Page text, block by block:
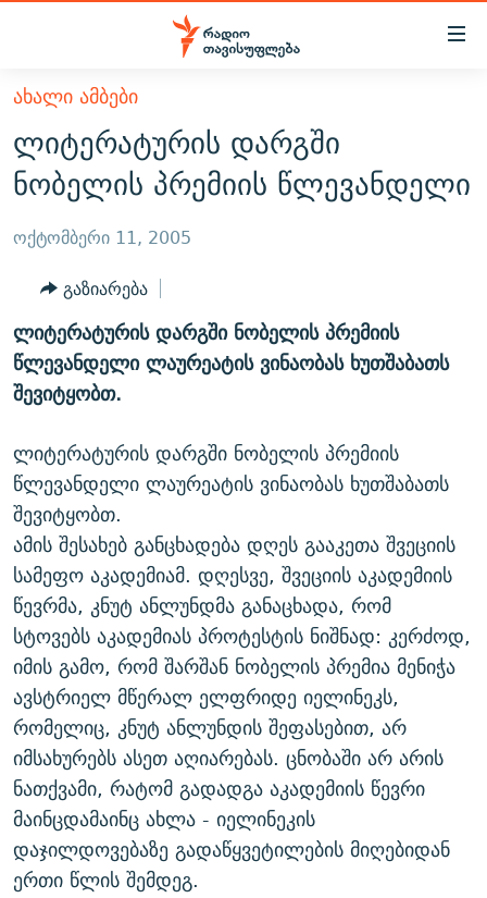
Accessibility
მთავარ
შინაარსზე
დაბრუნება
მთავარ
დაბრუნება
ძიებაზე
დაბრუნება
ᲐᲮᲐᲚᲘ ᲐᲛᲑᲔᲑᲘ
ᲗᲔᲛᲔᲑᲘ
ᲞᲝᲚᲘᲢᲘᲙᲐ
ᲔᲙᲝᲜᲝᲛᲘᲙᲐ
ᲡᲐᲖᲝᲒᲐᲓᲝᲔᲑᲐ
ᲡᲞᲝᲠᲢᲘ
ᲕᲘᲓᲔᲝ
ᲑᲚᲝᲒᲔᲑᲘ
ᲞᲝᲓᲙᲐᲡᲢᲔᲑᲘ
ᲜᲘᲙᲝᲡ ᲞᲝᲓᲙᲐᲡᲢᲘ
60 ᲓᲔᲪᲘᲑᲔᲚᲘ
ᲓᲘᲚᲘᲡ ᲡᲐᲣᲑᲠᲔᲑᲘ
ᲛᲝᲚᲐᲞᲐᲠᲐᲙᲔ ᲢᲔᲥᲡᲢᲔᲑᲘ
ᲨᲘᲜ - ᲣᲪᲮᲝᲔᲗᲨᲘ
ᲚᲘᲢᲔᲠᲐᲢᲣᲠᲣᲚᲘ ᲬᲐᲮᲜᲐᲒᲔᲑᲘ
ᲐᲛᲔᲠᲘᲙᲣᲚᲘ ᲛᲝᲗᲮᲠᲝᲑᲐ
ᲘᲛᲞᲔᲠᲘᲐ ᲓᲐ ᲠᲐᲓᲘᲝ
ᲗᲐᲕᲘᲡᲣᲤᲚᲔᲑᲘᲡ ᲛᲝᲜᲘᲢᲝᲠᲘ
ᲤᲔᲜᲝᲕᲐᲜᲘ - 2.10
ᲗᲥᲕᲔᲜᲘ ᲞᲣᲑᲚᲘᲙᲐᲪᲘᲔᲑᲘ
ᲞᲠᲝᲔᲥᲢᲔᲑᲘ
ᲓᲐᲛᲝᲣᲙᲘᲓᲔᲑᲚᲝᲑᲘᲡ 100 ᲬᲔᲚᲘ
ᲩᲔᲛᲘ ᲡᲘᲙᲕᲓᲘᲚᲘᲡ ᲛᲘᲖᲔᲖᲘᲐ COVID-19
11 ᲬᲔᲚᲘ - 11 ᲐᲛᲑᲐᲕᲘ
ᲡᲐᲞᲐᲠᲚᲐᲛᲔᲜᲢᲝ ᲐᲠᲩᲔᲕᲜᲔᲑᲘᲡ ᲘᲡᲢᲝᲠᲘᲐ
ᲑᲐᲕᲨᲕᲔᲑᲘ ᲞᲠᲝᲡᲢᲘᲢᲣᲪᲘᲐᲨᲘ - ᲐᲛᲝᲣᲗᲥᲛᲔᲚᲘ ᲐᲛᲑᲐᲕᲘ
5 ᲐᲛᲑᲐᲕᲘ - 20 ᲘᲕᲜᲘᲡᲡ ᲓᲐᲨᲐᲕᲔᲑᲣᲚᲔᲑᲘ
ᲐᲒᲕᲘᲡᲢᲝᲡ ᲝᲛᲘ
ПРИВЕТ ᲙᲣᲚᲢᲣᲠᲐ
ЭХО КАВКАЗА
ᲒᲐᲛᲝᲘᲬᲔᲠᲔ
რთე/რთ-ის ყველა საიტი
ᲐᲮᲐᲚᲘ ᲐᲛᲑᲔᲑᲘ
ლიტერატურის დარგში
ნობელის პრემიის წლევანდელი
ოქტომბერი 11, 2005
გაზიარება
ლიტერატურის დარგში ნობელის პრემიის
წლევანდელი ლაურეატის ვინაობას ხუთშაბათს
შევიტყობთ.
ლიტერატურის დარგში ნობელის პრემიის
წლევანდელი ლაურეატის ვინაობას ხუთშაბათს
შევიტყობთ.
ამის შესახებ განცხადება დღეს გააკეთა შვეციის
სამეფო აკადემიამ. დღესვე, შვეციის აკადემიის
წევრმა, კნუტ ანლუნდმა განაცხადა, რომ
სტოვებს აკადემიას პროტესტის ნიშნად: კერძოდ,
იმის გამო, რომ შარშან ნობელის პრემია მენიჭა
ავსტრიელ მწერალ ელფრიდე იელინეკს,
რომელიც, კნუტ ანლუნდის შეფასებით, არ
იმსახურებს ასეთ აღიარებას. ცნობაში არ არის
ნათქვამი, რატომ გადადგა აკადემიის წევრი
მაინცდამაინც ახლა - იელინეკის
დაჯილდოვებაზე გადაწყვეტილების მიღებიდან
ერთი წლის შემდეგ.